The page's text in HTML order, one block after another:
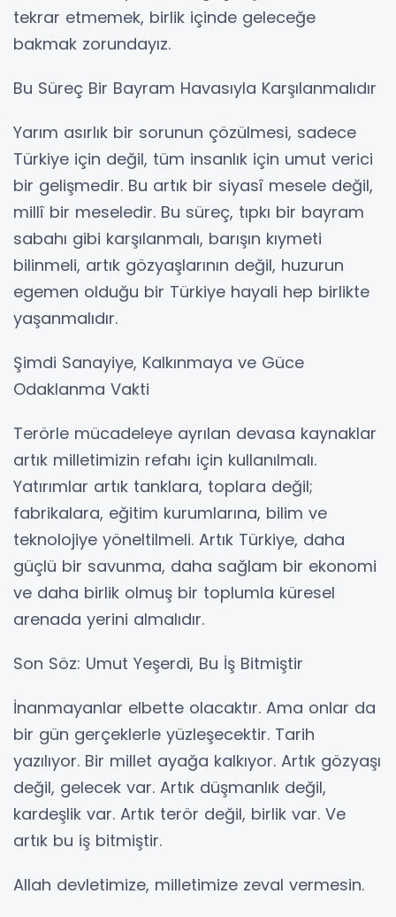
tekrar etmemek, birlik içinde geleceğe
bakmak zorundayız.
Bu Süreç Bir Bayram Havasıyla Karşılanmalıdır
Yarım asırlık bir sorunun çözülmesi, sadece
Türkiye için değil, tüm insanlık için umut verici
bir gelişmedir. Bu artık bir siyasî mesele değil,
millî bir meseledir. Bu süreç, tıpkı bir bayram
sabahı gibi karşılanmalı, barışın kıymeti
bilinmeli, artık gözyaşlarının değil, huzurun
egemen olduğu bir Türkiye hayali hep birlikte
yaşanmalıdır.
Şimdi Sanayiye, Kalkınmaya ve Güce
Odaklanma Vakti
Terörle mücadeleye ayrılan devasa kaynaklar
artık milletimizin refahı için kullanılmalı.
Yatırımlar artık tanklara, toplara değil;
fabrikalara, eğitim kurumlarına, bilim ve
teknolojiye yöneltilmeli. Artık Türkiye, daha
güçlü bir savunma, daha sağlam bir ekonomi
ve daha birlik olmuş bir toplumla küresel
arenada yerini almalıdır.
Son Söz: Umut Yeşerdi, Bu İş Bitmiştir
İnanmayanlar elbette olacaktır. Ama onlar da
bir gün gerçeklerle yüzleşecektir. Tarih
yazılıyor. Bir millet ayağa kalkıyor. Artık gözyaşı
değil, gelecek var. Artık düşmanlık değil,
kardeşlik var. Artık terör değil, birlik var. Ve
artık bu iş bitmiştir.
Allah devletimize, milletimize zeval vermesin.